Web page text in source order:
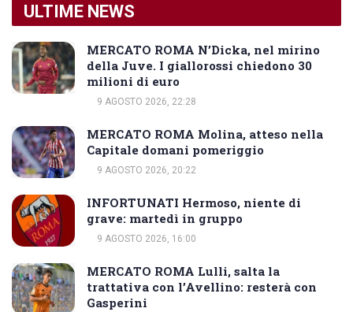
ULTIME NEWS
MERCATO ROMA N’Dicka, nel mirino
della Juve. I giallorossi chiedono 30
milioni di euro
9 AGOSTO 2026, 22:28
MERCATO ROMA Molina, atteso nella
Capitale domani pomeriggio
9 AGOSTO 2026, 20:22
INFORTUNATI Hermoso, niente di
grave: martedì in gruppo
9 AGOSTO 2026, 16:00
MERCATO ROMA Lulli, salta la
trattativa con l’Avellino: resterà con
Gasperini